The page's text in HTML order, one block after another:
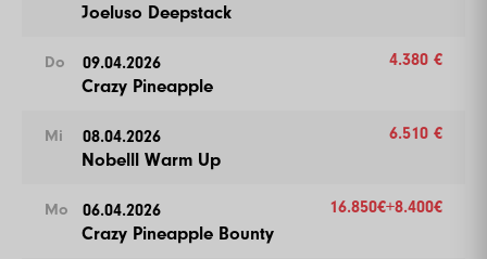
Joeluso Deepstack
Do 09.04.2026
Crazy Pineapple
4.380 €
Mi 08.04.2026
Nobelll Warm Up
6.510 €
Mo 06.04.2026
Crazy Pineapple Bounty
16.850€+8.400€